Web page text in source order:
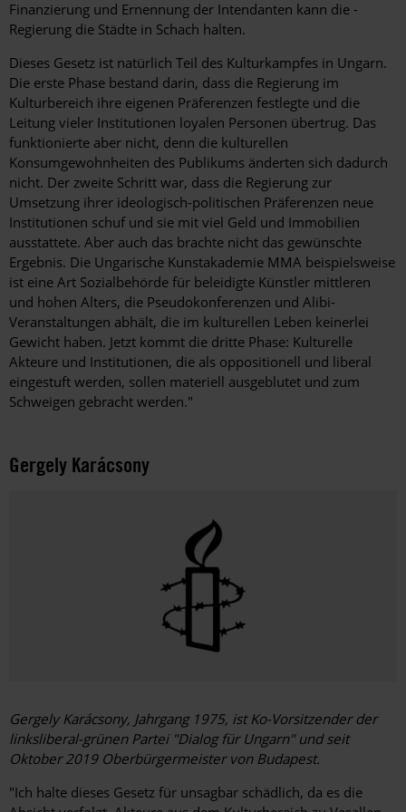
Finanzierung und Ernennung der Intendanten kann die ­
Regierung die Städte in Schach halten.
Dieses Gesetz ist natürlich Teil des Kulturkampfes in Ungarn.
Die erste Phase bestand darin, dass die Regierung im
Kulturbereich ihre eigenen Präferenzen festlegte und die
Leitung vieler Institutionen loyalen Personen übertrug. Das
funktionierte aber nicht, denn die kulturellen
Konsumgewohnheiten des Publikums änderten sich dadurch
nicht. Der zweite Schritt war, dass die Regierung zur
Umsetzung ihrer ideologisch-politischen ­Präferenzen neue
Institutionen schuf und sie mit viel Geld und Immobilien
ausstattete. Aber auch das brachte nicht das gewünschte
Ergebnis. Die Ungarische Kunstakademie MMA beispielsweise
ist eine Art Sozialbehörde für beleidigte Künstler mittleren
und hohen Alters, die Pseudokonferenzen und Alibi-
Veranstaltungen abhält, die im kulturellen Leben keinerlei
Gewicht haben. Jetzt kommt die dritte Phase: Kulturelle
Akteure und Institutionen, die als oppositionell und liberal
eingestuft werden, sollen materiell ausgeblutet und zum
Schweigen gebracht werden."
Gergely Karácsony
Gergely Karácsony, Jahrgang 1975, ist Ko-Vorsitzender der
links­liberal-grünen Partei "Dialog für Ungarn" und seit
Oktober 2019 Oberbürgermeister von Budapest.
"Ich halte dieses Gesetz für unsagbar schädlich, da es die